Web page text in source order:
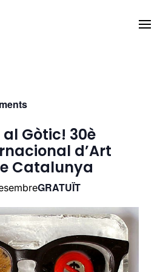
Gòtic! 30è
d’Art
Catalunya
GRATUÏT